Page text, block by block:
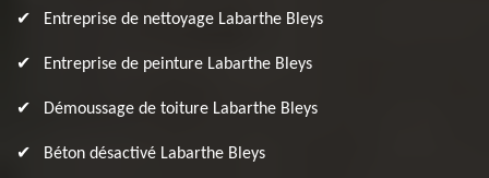
Entreprise de nettoyage Labarthe Bleys
Entreprise de peinture Labarthe Bleys
Démoussage de toiture Labarthe Bleys
Béton désactivé Labarthe Bleys